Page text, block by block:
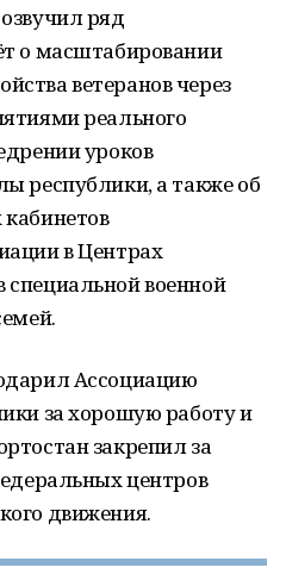
ряд
о масштабировании
ветеранов через
реального
уроков
республики, а также об
в Центрах
военной
Ассоциацию
за хорошую работу и
закрепил за
центров
движения.